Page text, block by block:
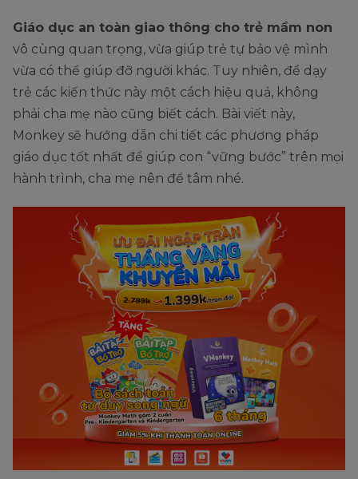
Giáo dục an toàn giao thông cho trẻ mầm non
vô cùng quan trọng, vừa giúp trẻ tự bảo vệ mình
vừa có thể giúp đỡ người khác. Tuy nhiên, để dạy
trẻ các kiến thức này một cách hiệu quả, không
phải cha mẹ nào cũng biết cách. Bài viết này,
Monkey sẽ hướng dẫn chi tiết các phương pháp
giáo dục tốt nhất để giúp con “vững bước” trên mọi
hành trình, cha mẹ nên để tâm nhé.